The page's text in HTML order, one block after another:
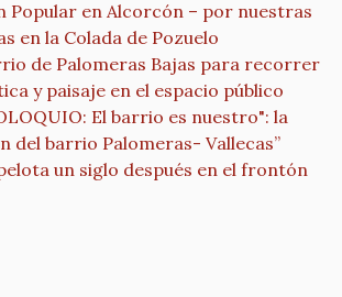
Popular en Alcorcón – por nuestras
en la Colada de Pozuelo
de Palomeras Bajas para recorrer
y paisaje en el espacio público
El barrio es nuestro": la
del barrio Palomeras- Vallecas”
un siglo después en el frontón